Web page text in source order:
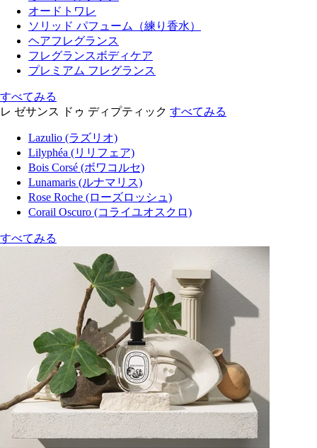
オードトワレ
ソリッド パフューム（練り香水）
ヘアフレグランス
フレグランスボディケア
プレミアム フレグランス
すべてみる
レ ゼサンス ドゥ ディプティック すべてみる
Lazulio (ラズリオ)
Lilyphéa (リリフェア)
Bois Corsé (ボワコルセ)
Lunamaris (ルナマリス)
Rose Roche (ローズロッシュ)
Corail Oscuro (コライユオスクロ)
すべてみる